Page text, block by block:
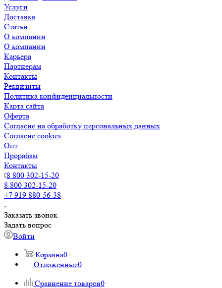
Услуги
Доставка
Статьи
О компании
О компании
Карьера
Партнерам
Контакты
Реквизиты
Политика конфиденциальности
Карта сайта
Оферта
Согласие на обработку персональных данных
Согласие cookies
Опт
Прорабам
Контакты
8 800 302-15-20
8 800 302-15-20
+7 919 880-56-38
Заказать звонок
Задать вопрос
Войти
Корзина0
Отложенные0
Сравнение товаров0